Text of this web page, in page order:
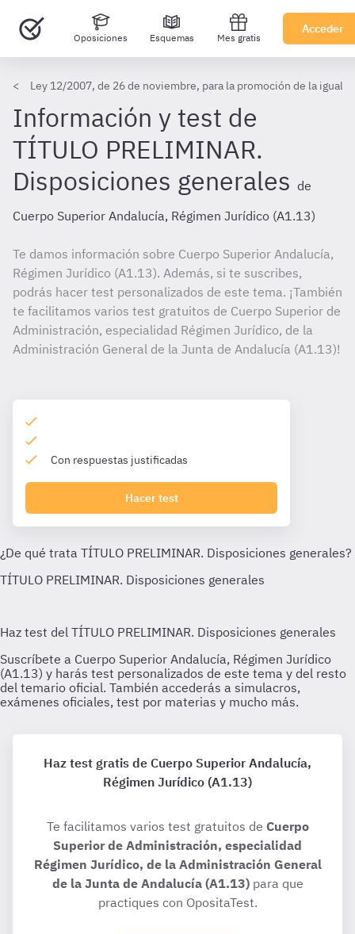
Oposiciones Esquemas Mes gratis
Acceder
Ley 12/2007, de 26 de noviembre, para la promoción de la
Información y test de
TÍTULO PRELIMINAR.
Disposiciones generales de
Cuerpo Superior Andalucía, Régimen Jurídico (A1.13)
Te damos información sobre Cuerpo Superior Andalucía,
Régimen Jurídico (A1.13). Además, si te suscribes,
podrás hacer test personalizados de este tema. ¡También
te facilitamos varios test gratuitos de Cuerpo Superior de
Administración, especialidad Régimen Jurídico, de la
Administración General de la Junta de Andalucía (A1.13)!
Con respuestas justificadas
Hacer test
Haz test gratis de Cuerpo Superior Andalucía,
Régimen Jurídico (A1.13)
Te facilitamos varios test gratuitos de Cuerpo
Superior de Administración, especialidad
Régimen Jurídico, de la Administración General
de la Junta de Andalucía (A1.13)para que
practiques con OpositaTest.